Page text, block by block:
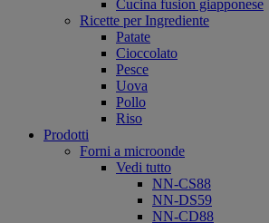
Cucina fusion giapponese
Ricette per Ingrediente
Patate
Cioccolato
Pesce
Uova
Pollo
Riso
Prodotti
Forni a microonde
Vedi tutto
NN-CS88
NN-DS59
NN-CD88